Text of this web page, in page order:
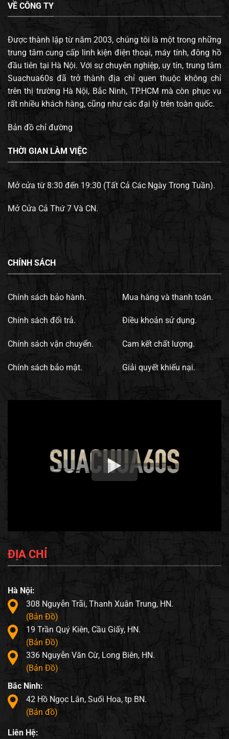
VỀ CÔNG TY
Được thành lập từ năm 2003, chúng tôi là một trong những
trung tâm cung cấp linh kiện điện thoại, máy tính, đông hồ
đầu tiên tại Hà Nội. Với sự chuyên nghiệp, uy tín, trung tâm
Suachua60s đã trở thành địa chỉ quen thuộc không chỉ
trên thị trường Hà Nội, Bắc Ninh, TP.HCM mà còn phục vụ
rất nhiều khách hàng, cũng như các đại lý trên toàn quốc.
Bản đồ chỉ đường
THỜI GIAN LÀM VIỆC
Mở cửa từ 8:30 đến 19:30 (Tất Cả Các Ngày Trong Tuần).
Mở Cửa Cả Thứ 7 Và CN.
CHÍNH SÁCH
Chính sách bảo hành.
Chính sách đổi trả.
Chính sách vận chuyển.
Chính sách bảo mật.
Mua hàng và thanh toán.
Điều khoản sử dụng.
Cam kết chất lượng.
Giải quyết khiếu nại.
ĐỊA CHỈ
Hà Nội:
308 Nguyễn Trãi, Thanh Xuân Trung, HN.
(Bản Đồ)
19 Trần Quý Kiên, Cầu Giấy, HN.
(Bản Đồ)
336 Nguyễn Văn Cừ, Long Biên, HN.
(Bản Đồ)
Bắc Ninh:
42 Hồ Ngọc Lân, Suối Hoa, tp BN.
(Bản đồ)
Liên Hệ: